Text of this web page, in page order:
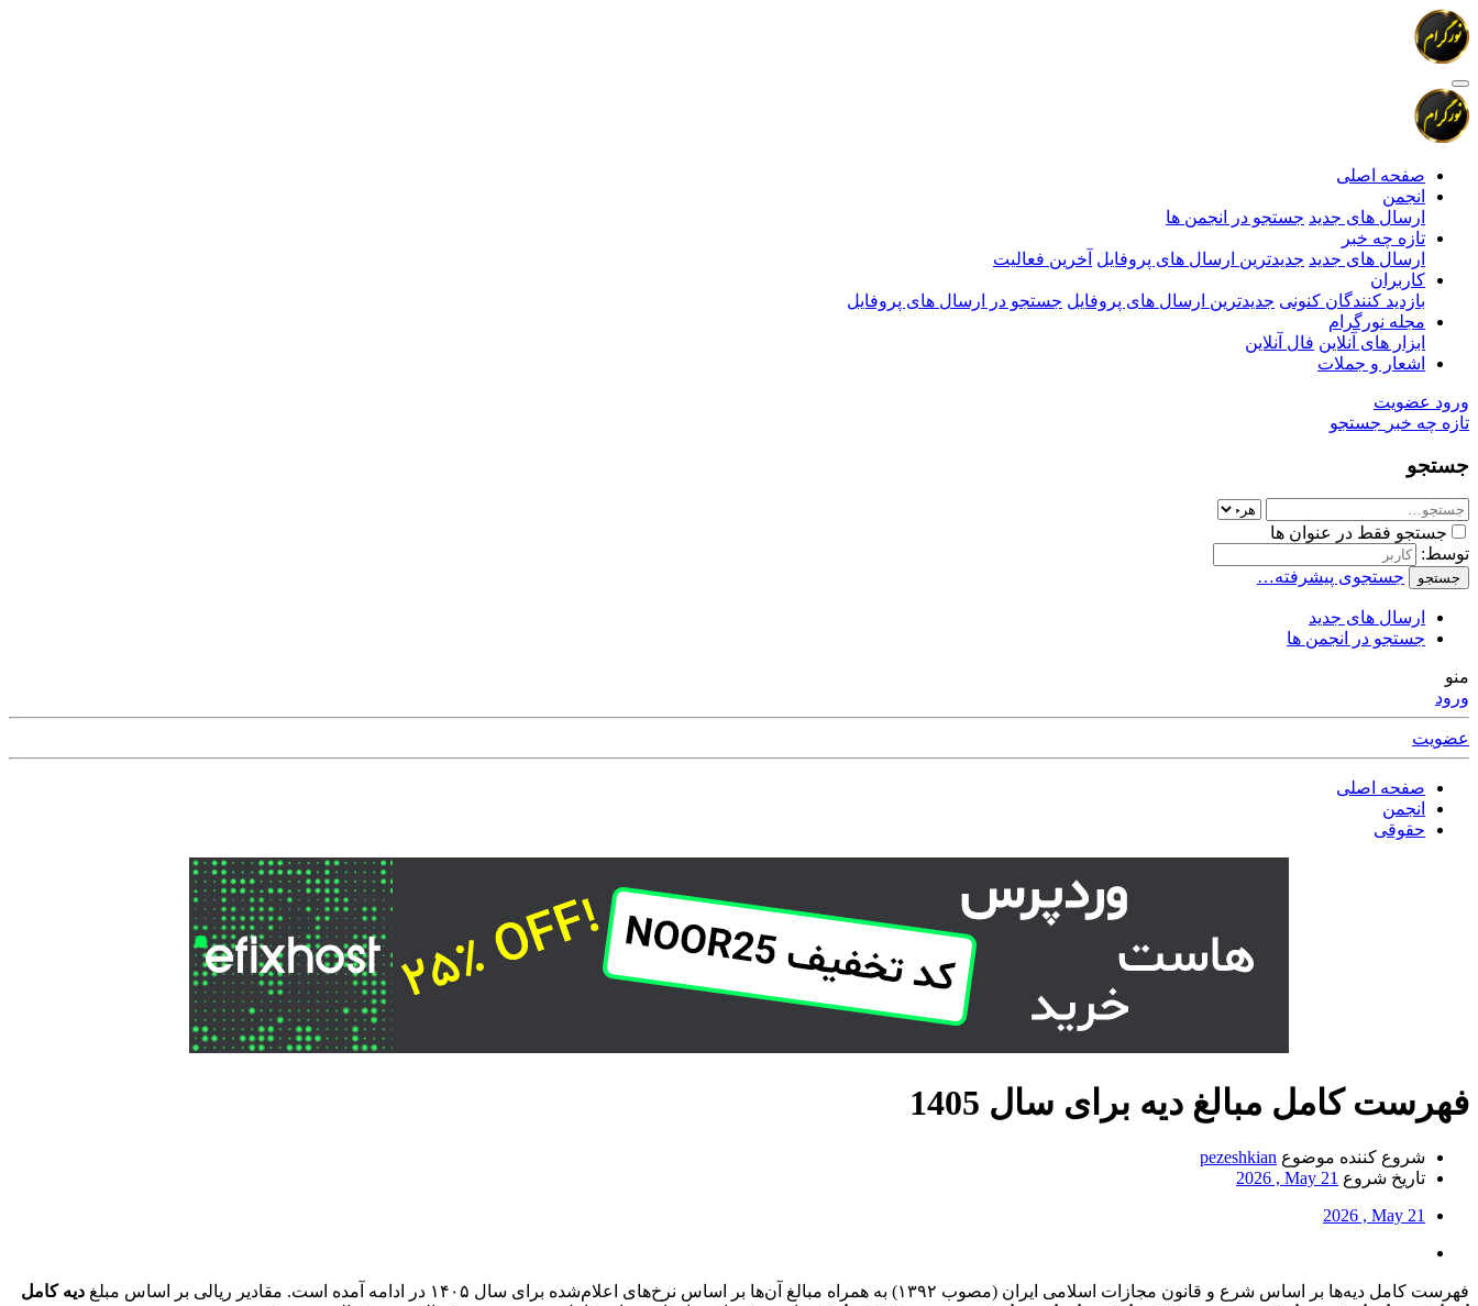
صفحه اصلی
انجمن
ارسال های جدید جستجو در انجمن ها
تازه چه خبر
ارسال های جدید جدیدترین ارسال های پروفایل آخرین فعالیت
کاربران
بازدید کنندگان کنونی جدیدترین ارسال های پروفایل جستجو در ارسال های پروفایل
مجله نورگرام
ابزار های آنلاین فال آنلاین
اشعار و جملات
ورود عضویت
تازه چه خبر جستجو
جستجو
جستجو فقط در عنوان ها
توسط:
جستجو جستجوی پیشرفته…
ارسال های جدید
جستجو در انجمن ها
منو
ورود
عضویت
صفحه اصلی
انجمن
حقوقی
فهرست کامل مبالغ دیه‌ برای سال 1405
شروع کننده موضوع pezeshkian
تاریخ شروع 2026 , May 21
2026 , May 21
فهرست کامل دیه‌ها بر اساس شرع و قانون مجازات اسلامی ایران (مصوب ۱۳۹۲) به همراه مبالغ آن‌ها بر اساس نرخ‌های اعلام‌شده برای سال ۱۴۰۵ در ادامه آمده است. مقادیر ریالی بر اساس مبلغ
دیه کامل